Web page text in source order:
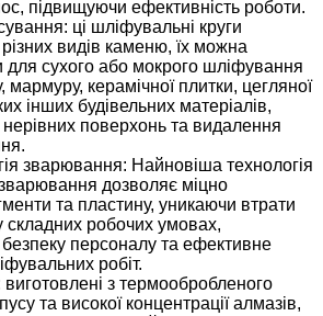
підвищуючи ефективність роботи.
ці шліфувальні круги
видів каменю, їх можна
для сухого або мокрого шліфування
мармуру, керамічної плитки, цегляної
інших будівельних матеріалів,
поверхонь та видалення
зварювання: Найновіша технологія
дозволяє міцно
та пластину, уникаючи втрати
складних робочих умовах,
персоналу та ефективне
робіт.
виготовлені з термообробленого
та високої концентрації алмазів,